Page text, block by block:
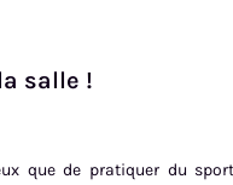
salle !
que de pratiquer du